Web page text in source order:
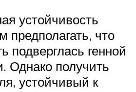
устойчивость
предполагать, что
подверглась генной
Однако получить
устойчивый к